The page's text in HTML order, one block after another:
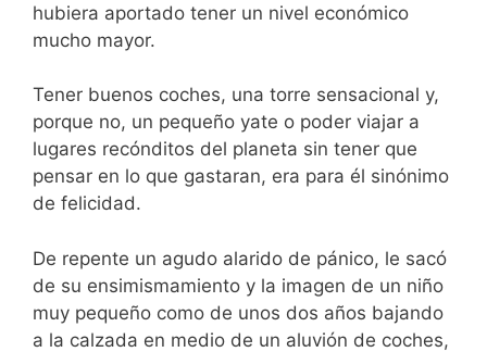
hubiera aportado tener un nivel económico
mucho mayor.
Tener buenos coches, una torre sensacional y,
porque no, un pequeño yate o poder viajar a
lugares recónditos del planeta sin tener que
pensar en lo que gastaran, era para él sinónimo
de felicidad.
De repente un agudo alarido de pánico, le sacó
de su ensimismamiento y la imagen de un niño
muy pequeño como de unos dos años bajando
a la calzada en medio de un aluvión de coches,